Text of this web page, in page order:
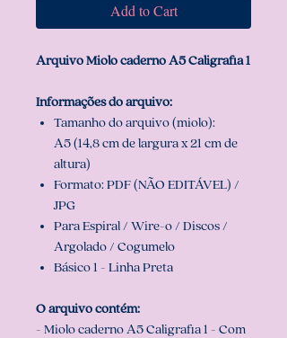
Add to Cart
Arquivo Miolo caderno A5 Caligrafia 1
Informações do arquivo:
Tamanho do arquivo (miolo):
A5 (14,8 cm de largura x 21 cm de
altura)
Formato: PDF (NÃO EDITÁVEL) /
JPG
Para Espiral / Wire-o / Discos /
Argolado / Cogumelo
Básico 1 - Linha Preta
O arquivo contém:
- Miolo caderno A5 Caligrafia 1 - Com